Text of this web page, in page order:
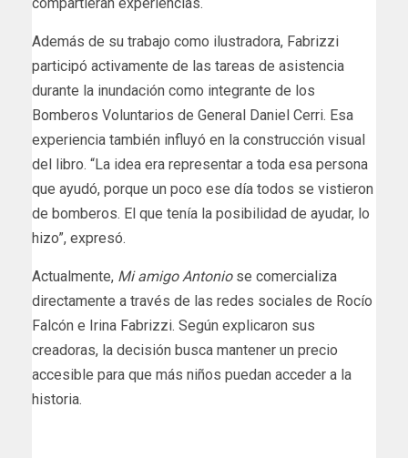
compartieran experiencias.
Además de su trabajo como ilustradora, Fabrizzi
participó activamente de las tareas de asistencia
durante la inundación como integrante de los
Bomberos Voluntarios de General Daniel Cerri. Esa
experiencia también influyó en la construcción visual
del libro. “La idea era representar a toda esa persona
que ayudó, porque un poco ese día todos se vistieron
de bomberos. El que tenía la posibilidad de ayudar, lo
hizo”, expresó.
Actualmente, Mi amigo Antoniose comercializa
directamente a través de las redes sociales de Rocío
Falcón e Irina Fabrizzi. Según explicaron sus
creadoras, la decisión busca mantener un precio
accesible para que más niños puedan acceder a la
historia.